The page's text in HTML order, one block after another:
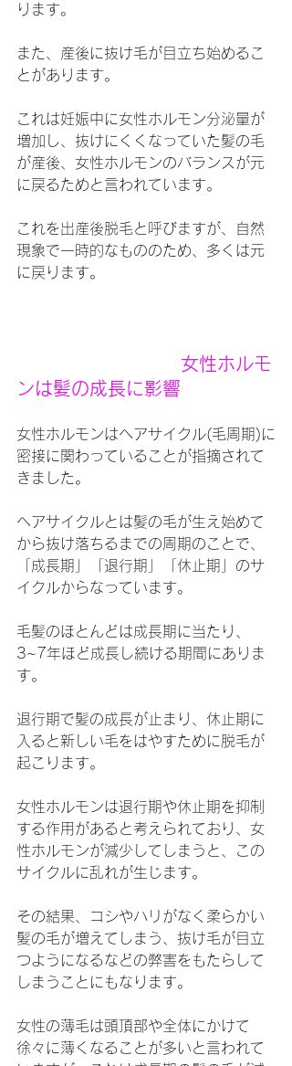
ります。
また、産後に抜け毛が目立ち始めるこ
とがあります。
これは妊娠中に女性ホルモン分泌量が
増加し、抜けにくくなっていた髪の毛
が産後、女性ホルモンのバランスが元
に戻るためと言われています。
これを出産後脱毛と呼びますが、自然
現象で一時的なもののため、多くは元
に戻ります。
女性ホルモ
ンは髪の成長に影響
女性ホルモンはヘアサイクル(毛周期)に
密接に関わっていることが指摘されて
きました。
ヘアサイクルとは髪の毛が生え始めて
から抜け落ちるまでの周期のことで、
「成長期」「退行期」「休止期」のサ
イクルからなっています。
毛髪のほとんどは成長期に当たり、
3~7年ほど成長し続ける期間にありま
す。
退行期で髪の成長が止まり、休止期に
入ると新しい毛をはやすために脱毛が
起こります。
女性ホルモンは退行期や休止期を抑制
する作用があると考えられており、女
性ホルモンが減少してしまうと、この
サイクルに乱れが生じます。
その結果、コシやハリがなく柔らかい
髪の毛が増えてしまう、抜け毛が目立
つようになるなどの弊害をもたらして
しまうことにもなります。
女性の薄毛は頭頂部や全体にかけて
徐々に薄くなることが多いと言われて